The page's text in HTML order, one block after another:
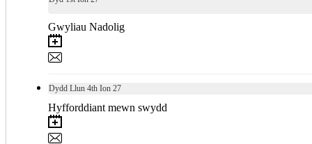
Gwyliau Nadolig
Dydd Llun 4th Ion 27
Hyfforddiant mewn swydd